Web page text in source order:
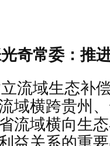
奇常委：推
流域生态补
域横跨贵州
流域横向生
益关系的重